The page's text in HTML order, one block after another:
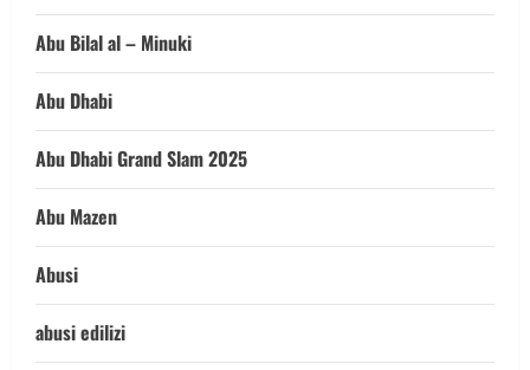
Abu Bilal al – Minuki
Abu Dhabi
Abu Dhabi Grand Slam 2025
Abu Mazen
Abusi
abusi edilizi